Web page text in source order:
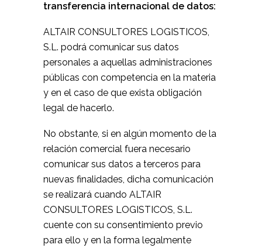
transferencia internacional de datos:
ALTAIR CONSULTORES LOGISTICOS,
S.L. podrá comunicar sus datos
personales a aquellas administraciones
públicas con competencia en la materia
y en el caso de que exista obligación
legal de hacerlo.
No obstante, si en algún momento de la
relación comercial fuera necesario
comunicar sus datos a terceros para
nuevas finalidades, dicha comunicación
se realizará cuando ALTAIR
CONSULTORES LOGISTICOS, S.L.
cuente con su consentimiento previo
para ello y en la forma legalmente